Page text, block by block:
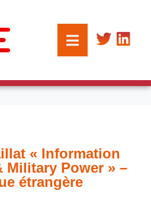
« Information
Military Power » –
étrangère